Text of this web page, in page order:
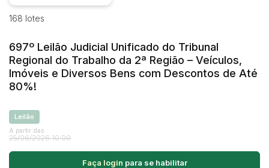
Imóveis
Casas
Materiais/Equipamentos
Sucata Ferrosa
Veículos
Caminhonetes
Carros
Máquina Varredeira
Bairro
Judiciais Extrajudiciais
Faixa de valor
R$
168 lotes
697º Leilão Judicial Unificado do Tribunal
Regional do Trabalho da 2ª Região – Veículos,
Imóveis e Diversos Bens com Descontos de Até
80%!
Leilão
A partir das
25/06/2026 10:00
Faça login para se habilitar